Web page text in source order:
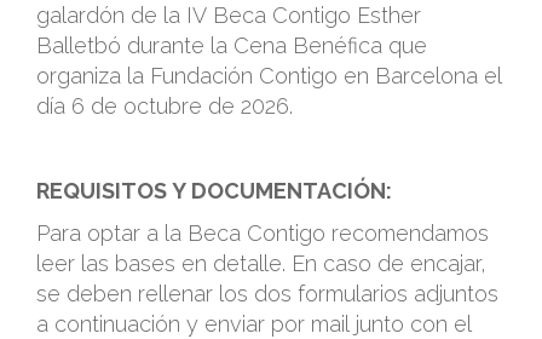
galardón de la IV Beca Contigo Esther
Balletbó durante la Cena Benéfica que
organiza la Fundación Contigo en Barcelona el
día 6 de octubre de 2026.
REQUISITOS Y DOCUMENTACIÓN:
Para optar a la Beca Contigo recomendamos
leer las bases en detalle. En caso de encajar,
se deben rellenar los dos formularios adjuntos
a continuación y enviar por mail junto con el